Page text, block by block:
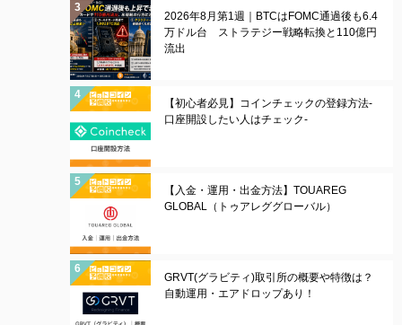
2026年8月第1週｜BTCはFOMC通過後も6.4
万ドル台 ストラテジー戦略転換と110億円
流出
【初心者必見】コインチェックの登録方法-
口座開設したい人はチェック-
【入金・運用・出金方法】TOUAREG
GLOBAL（トゥアレググローバル）
GRVT(グラビティ)取引所の概要や特徴は？
自動運用・エアドロップあり！